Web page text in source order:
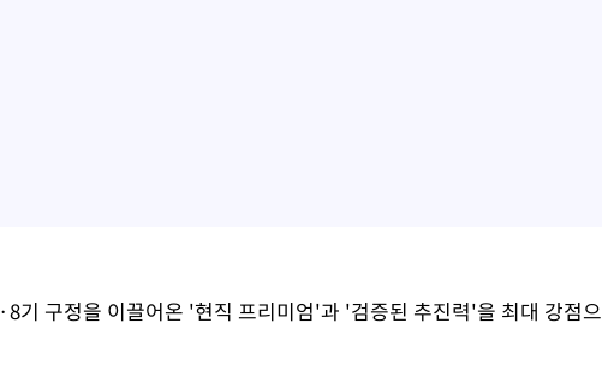
기 구정을 이끌어온 '현직 프리미엄'과 '검증된 추진력'을 최대 강점으